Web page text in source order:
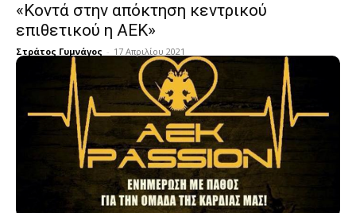
«Κοντά στην απόκτηση κεντρικού
επιθετικού η ΑΕΚ»
Στράτος Γυμνάγος - 17 Απριλίου 2021